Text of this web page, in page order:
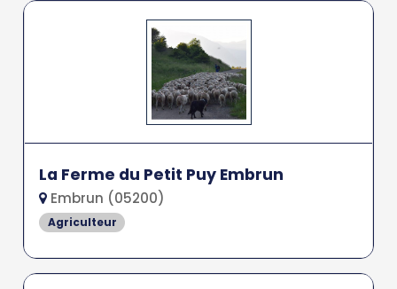
La Ferme du Petit Puy Embrun
Embrun (05200)
Agriculteur